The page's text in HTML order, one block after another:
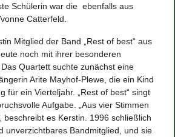
Schülerin war die ebenfalls aus
Catterfeld.
Mitglied der Band „Rest of best“ aus
noch mit ihrer besonderen
Quartett suchte zunächst eine
Arite Mayhof-Plewe, die ein Kind
für ein Vierteljahr. „Rest of best“ singt
Aufgabe. „Aus vier Stimmen
beschreibt es Kerstin. 1996 schließlich
unverzichtbares Bandmitglied, und sie